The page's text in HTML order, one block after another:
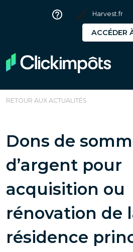
Harvest.fr
ACCÉDER
RETOUR AUX ACTUALITÉS
Dons de
d’argent pour
acquisition ou
rénovation de
résidence